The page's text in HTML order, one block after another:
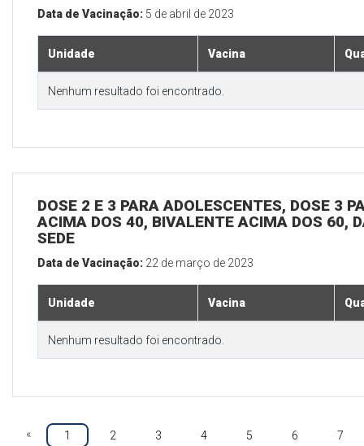
Data de Vacinação: 5 de abril de 2023
Unidade Vacina
Nenhum resultado foi encontrado.
DOSE 2 E 3 PARA ADOLESCENTES, DOSE 3
ACIMA DOS 40, BIVALENTE ACIMA DOS 60,
SEDE
Data de Vacinação: 22 de março de 2023
Unidade Vacina
Nenhum resultado foi encontrado.
« 1 2 3 4 5 6 7